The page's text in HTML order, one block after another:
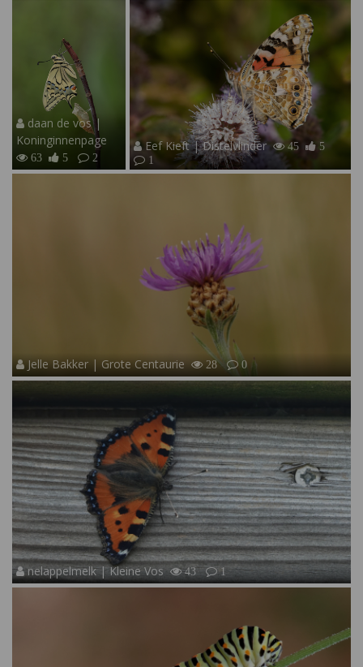
daan de vos |
Koninginnenpage
63 5 2
Eef Kieft | Distelvlinder 45
5
1
Jelle Bakker | Grote Centaurie 28 0
nelappelmelk | Kleine Vos 43 1